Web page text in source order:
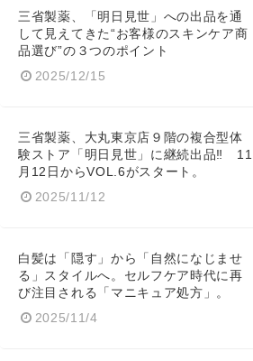
三省製薬、「明日見世」への出品を通
して見えてきた“お客様のスキンケア商
品選び”の３つのポイント
2025/12/15
三省製薬、大丸東京店９階の複合型体
験ストア「明日見世」に継続出品‼ 11
月12日からVOL.6がスタート。
2025/11/12
白髪は「隠す」から「自然になじませ
る」スタイルへ。セルフケア時代に再
び注目される「マニキュア処方」。
2025/11/4